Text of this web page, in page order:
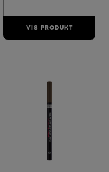
VIS PRODUKT